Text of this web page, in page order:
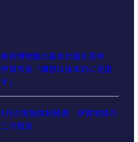
美術博物館の基本計画を答申
伊賀市長「構想は抜本的に見直
す」
9月の実施体制発表 伊賀地域の
二次救急